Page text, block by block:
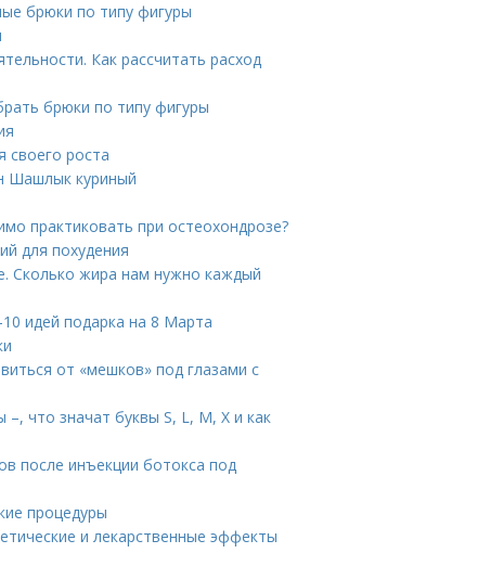
брюки по типу фигуры
Как рассчитать расход
брюки по типу фигуры
своего роста
Шашлык куриный
практиковать при остеохондрозе?
для похудения
Сколько жира нам нужно каждый
идей подарка на 8 Марта
от «мешков» под глазами с
что значат буквы S, L, M, X и как
после инъекции ботокса под
процедуры
и лекарственные эффекты